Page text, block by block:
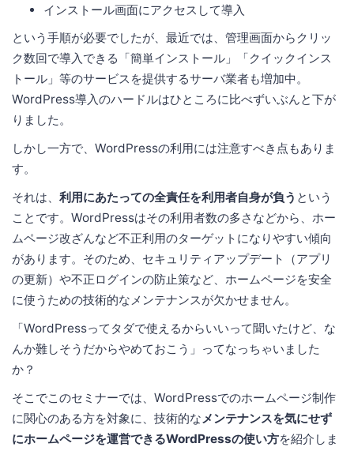
インストール画面にアクセスして導入
という手順が必要でしたが、最近では、管理画面からクリッ
ク数回で導入できる「簡単インストール」「クイックインス
トール」等のサービスを提供するサーバ業者も増加中。
WordPress導入のハードルはひところに比べずいぶんと下が
りました。
しかし一方で、WordPressの利用には注意すべき点もありま
す。
それは、 利用にあたっての全責任を利用者自身が負う という
ことです。WordPressはその利用者数の多さなどから、ホー
ムページ改ざんなど不正利用のターゲットになりやすい傾向
があります。そのため、セキュリティアップデート（アプリ
の更新）や不正ログインの防止策など、ホームページを安全
に使うための技術的なメンテナンスが欠かせません。
「WordPressってタダで使えるからいいって聞いたけど、な
んか難しそうだからやめておこう」ってなっちゃいました
か？
そこでこのセミナーでは、WordPressでのホームページ制作
に関心のある方を対象に、技術的なメンテナンスを気にせず
にホームページを運営できるWordPressの使い方を紹介しま